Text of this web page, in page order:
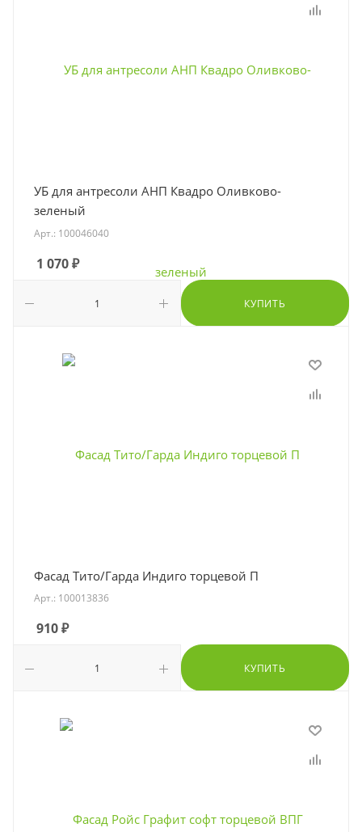
УБ для антресоли АНП Квадро Оливково-
зеленый
Арт.: 100046040
1 070₽
КУПИТЬ
Фасад Тито/Гарда Индиго торцевой П
Арт.: 100013836
910₽
КУПИТЬ